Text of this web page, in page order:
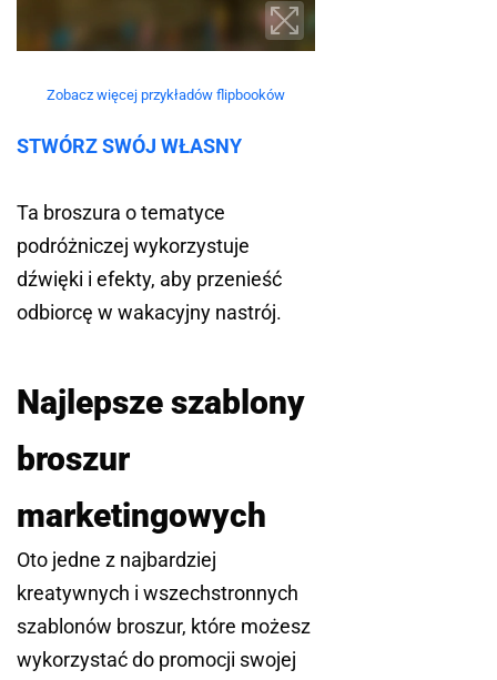
Zobacz więcej przykładów flipbooków
STWÓRZ SWÓJ WŁASNY
Ta broszura o tematyce
podróżniczej wykorzystuje
dźwięki i efekty, aby przenieść
odbiorcę w wakacyjny nastrój.
Najlepsze szablony
broszur
marketingowych
Oto jedne z najbardziej
kreatywnych i wszechstronnych
szablonów broszur, które możesz
wykorzystać do promocji swojej